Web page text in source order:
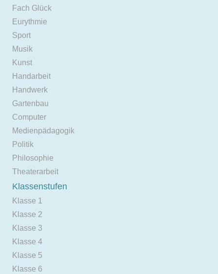
Fach Glück
Eurythmie
Sport
Musik
Kunst
Handarbeit
Handwerk
Gartenbau
Computer
Medienpädagogik
Politik
Philosophie
Theaterarbeit
Klassenstufen
Klasse 1
Klasse 2
Klasse 3
Klasse 4
Klasse 5
Klasse 6